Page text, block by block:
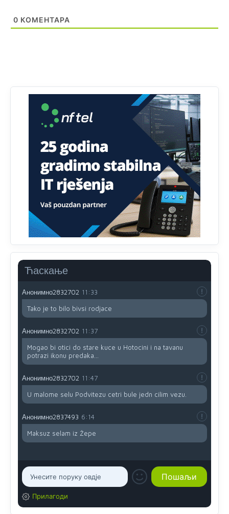
0 КОМЕНТАРА
Ћаскање
ima li bijeloputog "gosta" kod golijanina ili na jahorini???
hahahaahaha sve michina i mikijeva familija
Анонимно2832702 9:27
Hoce li asvaltirati tunel ponovo...A ista firma je ko fol
radila tunel Kalovita brda...lose su uradili,kao da je
radjen prije 50 godina!?
Анонимно2832702 11:22
Nekada je bila kafana Tilava na Marindvoru,pjevala se
pjesma...Oj Tilavo nasred Marindvora jedina si srpska
gastiona.
Znači i tada ste patili za velikosrpstvom
Анонимно2832702 11:30
Tada ste se vi muslimani,izjasnjavali kao srbi .Citao sam
kako se Asim Softic isjasnjavo kao srbi,Serif Catovic isto
srbin koa i Vaso Petricevic...
Анонимно2832702 11:33
Tako je to bilo bivsi rodjace
Анонимно2832702 11:37
Mogao bi otici do stare kuce u Hotocini i na tavanu
potrazi ikonu predaka...
Анонимно2832702 11:47
U malome selu Podvitezu cetri bule jedn cilim vezu.
Анонимно2837493 6:14
Maksuz selam iz Žepe
Прилагоди